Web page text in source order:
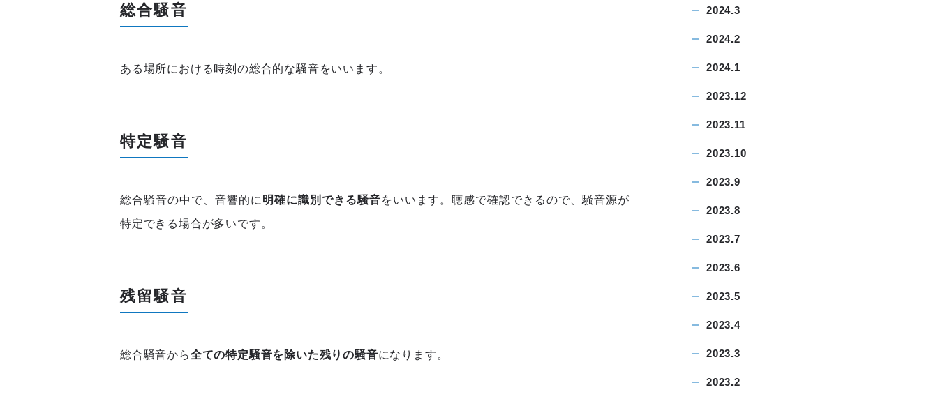
総合騒音
ある場所における時刻の総合的な騒音をいいます。
特定騒音
総合騒音の中で、音響的に 明確に識別できる騒音をいいます。聴感で確認できるので、騒音源が
特定できる場合が多いです。
残留騒音
総合騒音から全ての特定騒音を除いた残りの騒音になります。
2024.3
2024.2
2024.1
2023.12
2023.11
2023.10
2023.9
2023.8
2023.7
2023.6
2023.5
2023.4
2023.3
2023.2